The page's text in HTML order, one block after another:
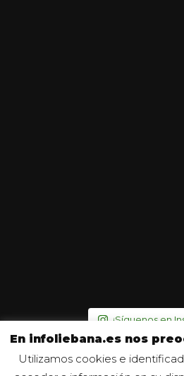
¡Síguenos en
En infoliebana.es nos
Utilizamos cookies e